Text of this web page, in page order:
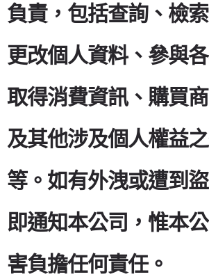
負責，包括查詢、檢
更改個人資料、參與
取得消費資訊、購買
及其他涉及個人權益
等。如有外洩或遭到
即通知本公司，惟本
害負擔任何責任。